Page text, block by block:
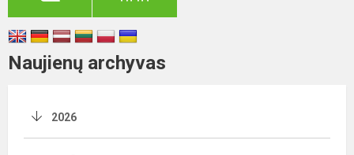
Naujienų archyvas
2026